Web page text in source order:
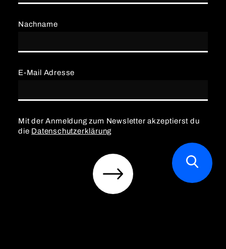
E-Mail Adresse
Nachname
Mit der Anmeldung zum Newsletter akzeptierst du
die Datenschutzerklärung